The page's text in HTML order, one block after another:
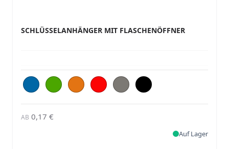
SCHLÜSSELANHÄNGER MIT FLASCHENÖFFNER
AB 0,17 €
Auf Lager